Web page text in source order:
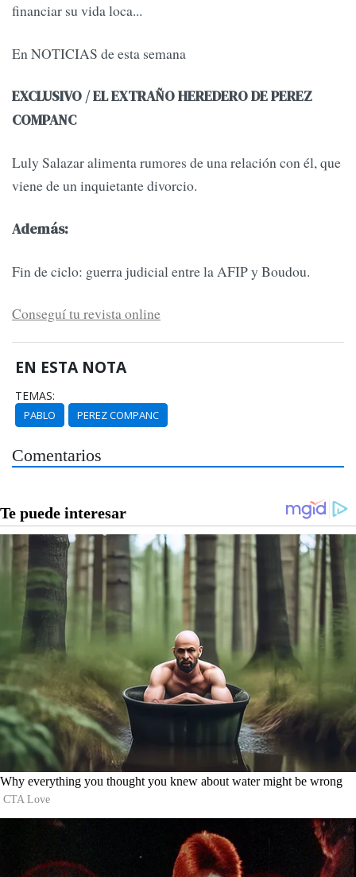
financiar su vida loca...
En NOTICIAS de esta semana
EXCLUSIVO / EL EXTRAÑO HEREDERO DE PEREZ
COMPANC
Luly Salazar alimenta rumores de una relación con él, que
viene de un inquietante divorcio.
Además:
Fin de ciclo: guerra judicial entre la AFIP y Boudou.
Conseguí tu revista online
EN ESTA NOTA
TEMAS:
PABLO PEREZ COMPANC
Comentarios